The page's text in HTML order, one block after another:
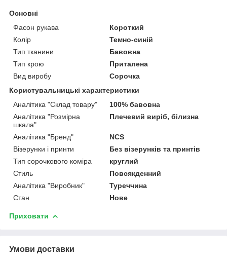
Основні
Фасон рукава
Короткий
Колір
Темно-синій
Тип тканини
Бавовна
Тип крою
Приталена
Вид виробу
Сорочка
Користувальницькі характеристики
Аналітика "Склад товару"
100% бавовна
Аналітика "Розмірна
шкала"
Плечевий виріб, білизна
Аналітика "Бренд"
NCS
Візерунки і принти
Без візерунків та принтів
Тип сорочкового коміра
круглий
Стиль
Повсякденний
Аналітика "Виробник"
Туреччина
Стан
Нове
Приховати
Умови доставки